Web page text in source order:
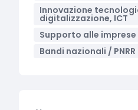
Innovazione
digitalizzazione, ICT
Supporto alle imprese
Bandi nazionali / PNRR